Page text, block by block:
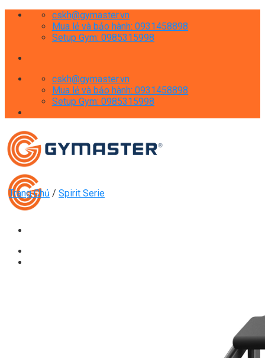
Skip
cskh@gymaster.vn
Mua lẻ và bảo hành: 0931458898
Setup Gym: 0985315998
cskh@gymaster.vn
Mua lẻ và bảo hành: 0931458898
Setup Gym: 0985315998
Trang Chủ / Spirit Serie